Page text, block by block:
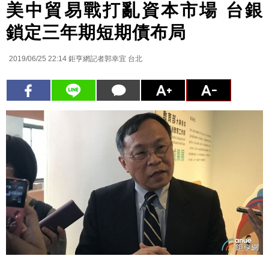
美中貿易戰打亂資本市場 台銀
鎖定三年期短期債布局
2019/06/25 22:14 鉅亨網記者郭幸宜 台北